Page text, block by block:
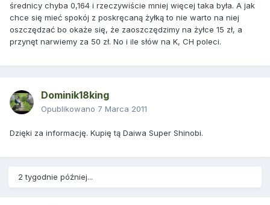
średnicy chyba 0,164 i rzeczywiście mniej więcej taka była. A jak
chce się mieć spokój z poskręcaną żyłką to nie warto na niej
oszczędzać bo okaże się, że zaoszczędzimy na żyłce 15 zł, a
przynęt narwiemy za 50 zł. No i ile słów na K, CH poleci.
Dominik18king
Opublikowano 7 Marca 2011
Dzięki za informację. Kupię tą Daiwa Super Shinobi.
2 tygodnie później...